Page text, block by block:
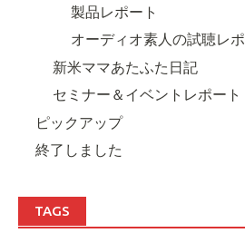
製品レポート
オーディオ素人の試聴レポ
新米ママあたふた日記
セミナー＆イベントレポート
ピックアップ
終了しました
TAGS